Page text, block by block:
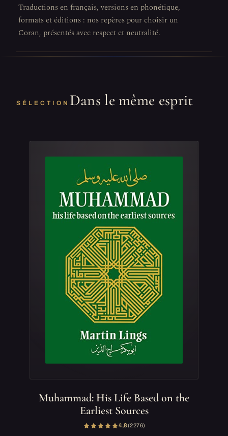
Traductions en français, versions en phonétique,
formats et éditions : nos repères pour choisir un
Coran, présentés avec respect et neutralité.
SÉLECTION Dans le même esprit
Muhammad: His Life Based on the
Earliest Sources
4,8(2 276)